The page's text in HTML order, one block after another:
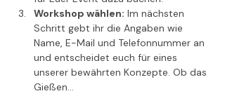
Workshop wählen: Im nächsten
Schritt gebt ihr die Angaben wie
Name, E-Mail und Telefonnummer an
und entscheidet euch für eines
unserer bewährten Konzepte. Ob das
Gießen…